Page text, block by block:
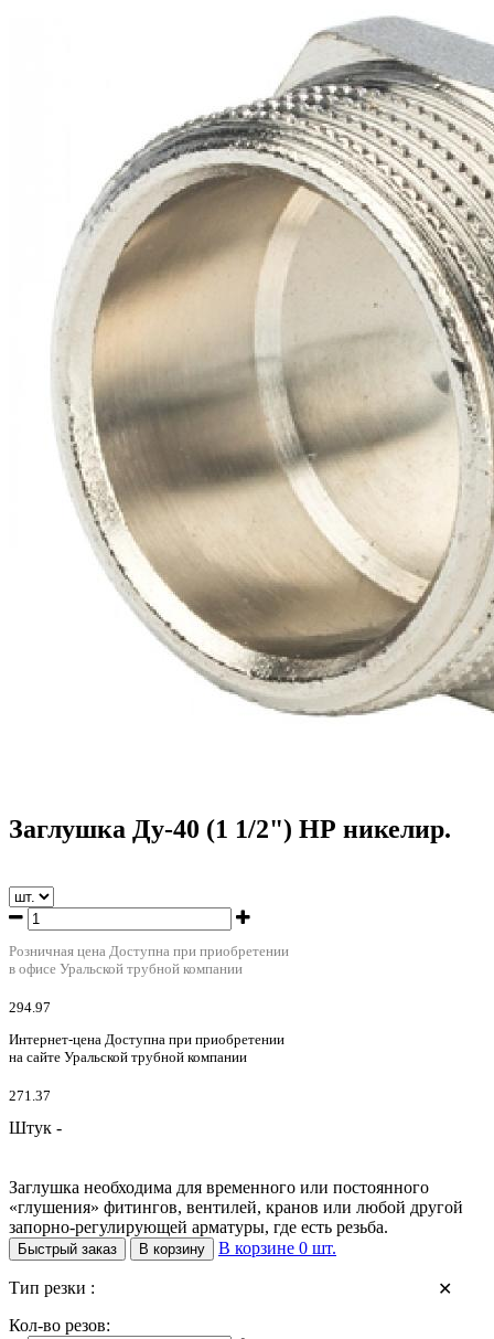
Заглушка Ду-40 (1 1/2") НР никелир.
Заглушка Ду-40 (1 1/2") НР никелир.
Розничная цена Доступна при приобретении
в офисе Уральской трубной компании
294.97
Интернет-цена Доступна при приобретении
на сайте Уральской трубной компании
271.37
Штук -
Заглушка необходима для временного или постоянного
«глушения» фитингов, вентилей, кранов или любой другой
запорно-регулирующей арматуры, где есть резьба.
Быстрый заказ В корзину В корзине 0 шт.
✕
Тип резки :
Кол-во резов: